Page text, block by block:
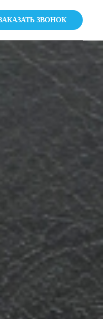
ЗВОНОК